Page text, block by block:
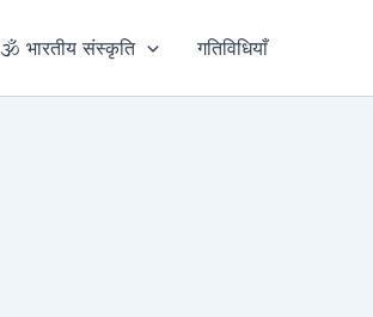
🕉️ भारतीय संस्कृति गतिविधियाँ